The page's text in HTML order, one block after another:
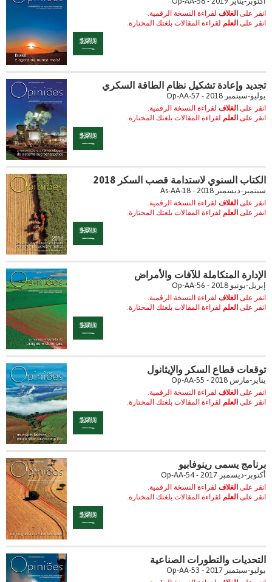
انقر على الغلاف لقراءة النسخة الرقمية.
انقر على العلم لقراءة المقالات بلغتك المختارة.
تجديد وإعادة تشكيل نظام الطاقة السكري
يوليو-سبتمبر 2018 - Op-AA-57
انقر على الغلاف لقراءة النسخة الرقمية.
انقر على العلم لقراءة المقالات بلغتك المختارة.
الكتاب السنوي لاستدامة قصب السكر 2018
سبتمبر-ديسمبر 2018 - As-AA-18
انقر على الغلاف لقراءة النسخة الرقمية.
انقر على العلم لقراءة المقالات بلغتك المختارة.
الإدارة المتكاملة للآفات والأمراض
إبريل-يونيو 2018 - Op-AA-56
انقر على الغلاف لقراءة النسخة الرقمية.
انقر على العلم لقراءة المقالات بلغتك المختارة.
توقعات قطاع السكر والإيثانول
يناير-مارس 2018 - Op-AA-55
انقر على الغلاف لقراءة النسخة الرقمية.
انقر على العلم لقراءة المقالات بلغتك المختارة.
برنامج يسمى رينوفابيو
أكتوبر-ديسمبر 2017 - Op-AA-54
انقر على الغلاف لقراءة النسخة الرقمية.
انقر على العلم لقراءة المقالات بلغتك المختارة.
التحديات والتطورات الصناعية
يوليو-سبتمبر 2017 - Op-AA-53